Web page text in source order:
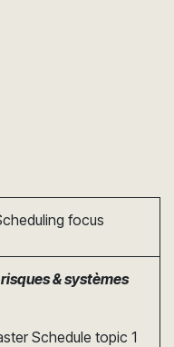
focus
& systèmes
Schedule topic 1